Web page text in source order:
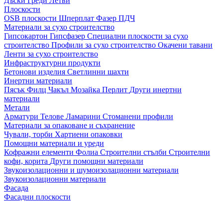
Плоскости
OSB плоскости Шперплат Фазер ПДЧ
Материали за сухо строителство
Гипсокартон Гипсфазер Специални плоскости за сухо
строителство Профили за сухо строителство Окачени тавани
Ленти за сухо строителство
Инфраструктурни продукти
Бетонови изделия Светлинни шахти
Инертни материали
Пясък Филц Чакъл Мозайкa Перлит Други инертни
материали
Метали
Арматури Телове Ламарини Стоманени профили
Материали за опаковане и съхранение
Чували, торби Хартиени опаковки
Помощни материали и уреди
Кофражни елементи Фолиа Строителни стълби Строителни
кофи, корита Други помощни материали
Звукоизолационни и шумоизолационни материали
Звукоизолационни материали
Фасада
Фасадни плоскости